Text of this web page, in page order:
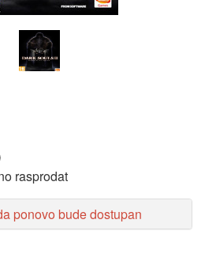
rasprodat
ponovo bude dostupan